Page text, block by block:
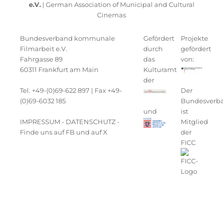
e.V.| German Association of Municipal and Cultural
Cinemas
Bundesverband kommunale
Filmarbeit e.V.
Fahrgasse 89
60311 Frankfurt am Main
Tel. +49-(0)69-622 897 | Fax +49-
(0)69-6032 185
IMPRESSUM - DATENSCHUTZ-
Finde uns auf FB und aufX
Gefördert
durch
das
Kulturamt
der
und
Projekte
gefördert
von:
Der
ist
Mitglied
der
FICC